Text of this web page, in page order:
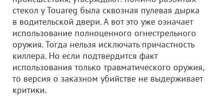
стекол у Touareg была сквозная пулевая дырка
в водительской двери. А вот это уже означает
использование полноценного огнестрельного
оружия. Тогда нельзя исключать причастность
киллера. Но если подтвердится факт
использования только травматического оружия,
то версия о заказном убийстве не выдерживает
критики.